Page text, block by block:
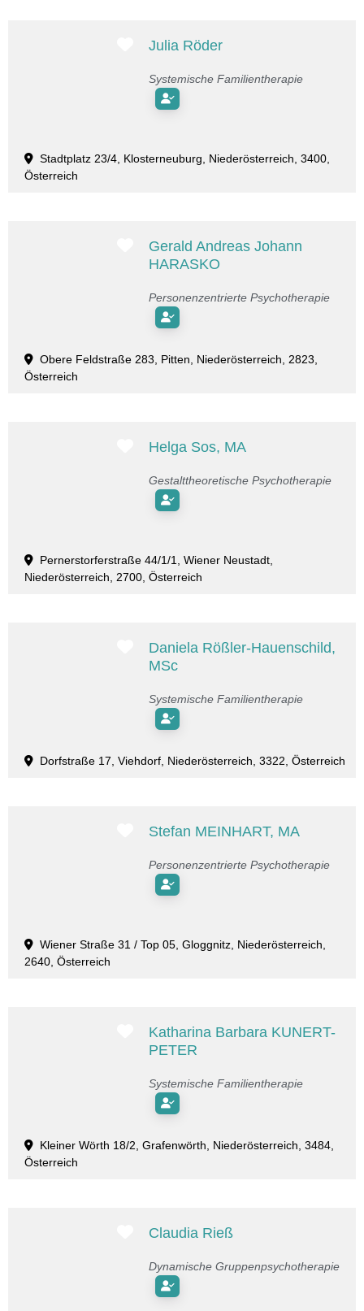
Favorit
Julia Röder
Systemische Familientherapie
Stadtplatz 23/4, Klosterneuburg, Niederösterreich, 3400,
Österreich
Favorit
Gerald Andreas Johann
HARASKO
Personenzentrierte Psychotherapie
Obere Feldstraße 283, Pitten, Niederösterreich, 2823,
Österreich
Favorit
Helga Sos, MA
Gestalttheoretische Psychotherapie
Pernerstorferstraße 44/1/1, Wiener Neustadt,
Niederösterreich, 2700, Österreich
Favorit
Daniela Rößler-Hauenschild,
MSc
Systemische Familientherapie
Dorfstraße 17, Viehdorf, Niederösterreich, 3322, Österreich
Favorit
Stefan MEINHART, MA
Personenzentrierte Psychotherapie
Wiener Straße 31 / Top 05, Gloggnitz, Niederösterreich,
2640, Österreich
Favorit
Katharina Barbara KUNERT-
PETER
Systemische Familientherapie
Kleiner Wörth 18/2, Grafenwörth, Niederösterreich, 3484,
Österreich
Favorit
Claudia Rieß
Dynamische Gruppenpsychotherapie